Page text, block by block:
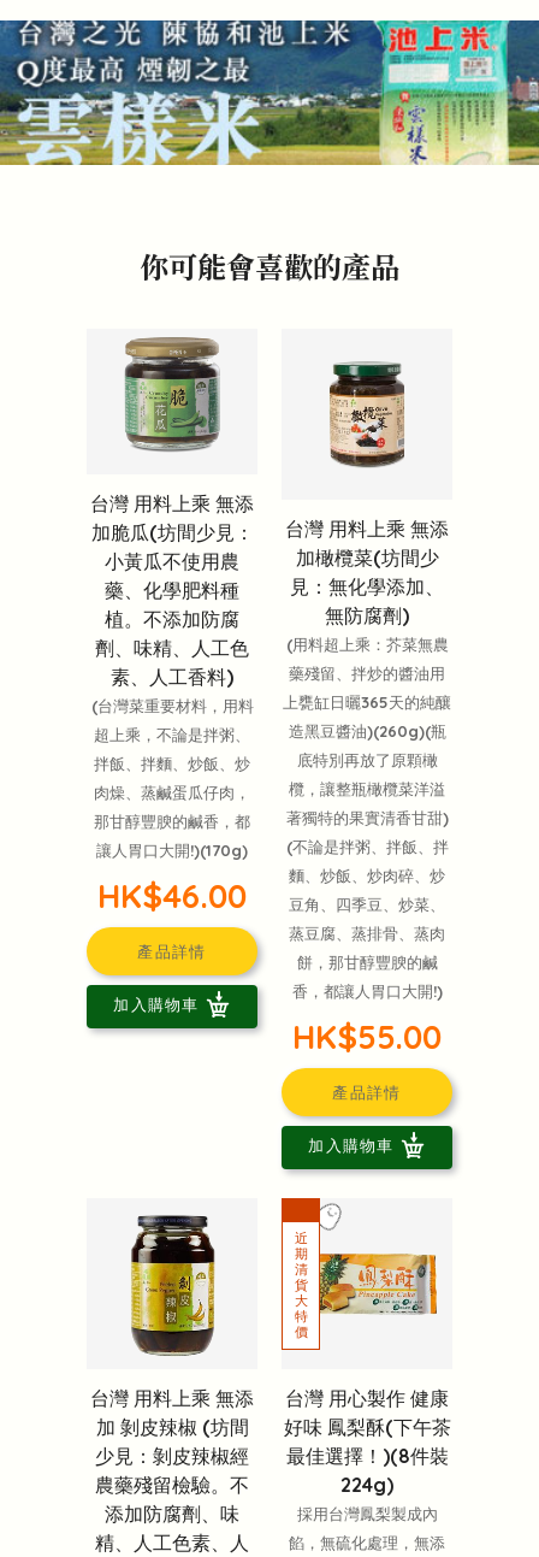
你可能會喜歡的產品
台灣 用料上乘 無添
加脆瓜(坊間少見：
小黃瓜不使用農
藥、化學肥料種
植。不添加防腐
劑、味精、人工色
素、人工香料)
(台灣菜重要材料，用料
超上乘，不論是拌粥、
拌飯、拌麵、炒飯、炒
肉燥、蒸鹹蛋瓜仔肉，
那甘醇豐腴的鹹香，都
讓人胃口大開!)(170g)
HK$46.00
產品詳情
加入購物車
台灣 用料上乘 無添
加橄欖菜(坊間少
見：無化學添加、
無防腐劑)
(用料超上乘：芥菜無農
藥殘留、拌炒的醬油用
上甕缸日曬365天的純釀
造黑豆醬油)(260g)(瓶
底特別再放了原顆橄
欖，讓整瓶橄欖菜洋溢
著獨特的果實清香甘甜)
(不論是拌粥、拌飯、拌
麵、炒飯、炒肉碎、炒
豆角、四季豆、炒菜、
蒸豆腐、蒸排骨、蒸肉
餅，那甘醇豐腴的鹹
香，都讓人胃口大開!)
HK$55.00
產品詳情
加入購物車
台灣 用料上乘 無添
加 剝皮辣椒 (坊間
少見：剝皮辣椒經
農藥殘留檢驗。不
添加防腐劑、味
精、人工色素、人
台灣 用心製作 健康
好味 鳳梨酥(下午茶
最佳選擇！)(8件裝
224g)
採用台灣鳳梨製成內
餡，無硫化處理，無添